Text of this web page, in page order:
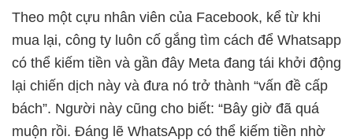
Theo một cựu nhân viên của Facebook, kể từ khi
mua lại, công ty luôn cố gắng tìm cách để Whatsapp
có thể kiếm tiền và gần đây Meta đang tái khởi động
lại chiến dịch này và đưa nó trở thành “vấn đề cấp
bách”. Người này cũng cho biết: “Bây giờ đã quá
muộn rồi. Đáng lẽ WhatsApp có thể kiếm tiền nhờ